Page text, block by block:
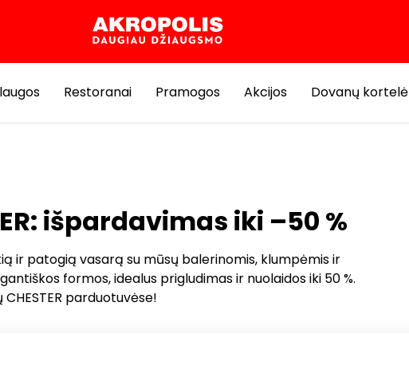
Restoranai Pramogos Akcijos Dovanų kortelė
išpardavimas iki –50 %
ir patogią vasarą su mūsų balerinomis, klumpėmis ir
formos, idealus prigludimas ir nuolaidos iki 50 %.
CHESTER parduotuvėse!